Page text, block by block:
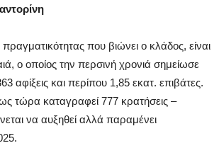
πραγματικότητας που βιώνει ο κλάδος, είναι
ο οποίος την περσινή χρονιά σημείωσε
αφίξεις και περίπου 1,85 εκατ. επιβάτες.
τώρα καταγραφεί 777 κρατήσεις –
να αυξηθεί αλλά παραμένει